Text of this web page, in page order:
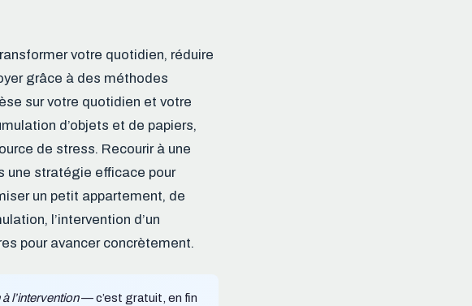
votre quotidien, réduire
grâce à des méthodes
sur votre quotidien et votre
d’objets et de papiers,
de stress. Recourir à une
une stratégie efficace pour
un petit appartement, de
l’intervention d’un
pour avancer concrètement.
l’intervention— c’est gratuit, en fin